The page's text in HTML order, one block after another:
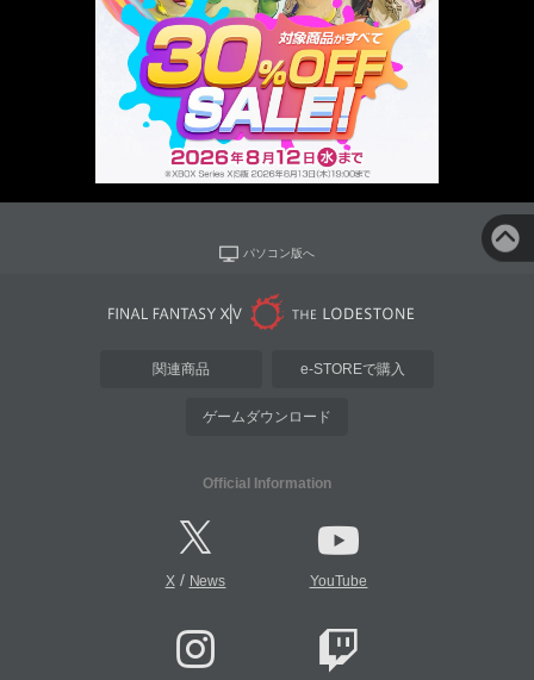
パソコン版へ
関連商品 e-STOREで購入
ゲームダウンロード
Official Information
X/ News YouTube